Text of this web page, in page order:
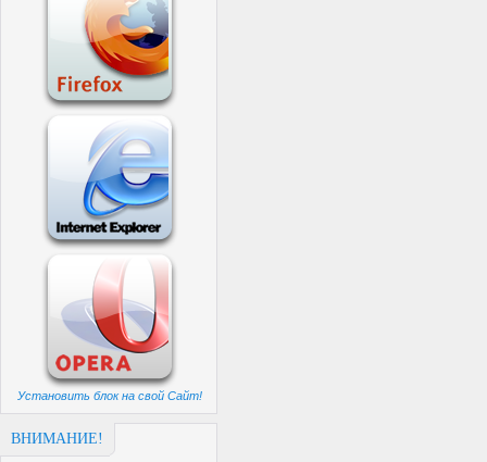
Установить блок на свой Сайт!
ВНИМАНИЕ!